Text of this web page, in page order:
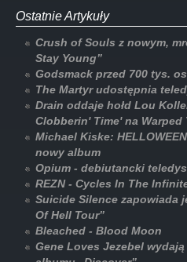
Ostatnie Artykuły
Crush of Souls z nowym,
Stay Young”
Godsmack przed 700 tys.
The Martyr udostępnia
Drain oddaje hołd Lou
Clobberin' Time' na Warped
Michael Kiske:
nowy album
Opium - debiutancki
REZN - Cycles In The
Suicide Silence zapowiada
Of Hell Tour”
Bleached - Blood Moon
Gene Loves Jezebel